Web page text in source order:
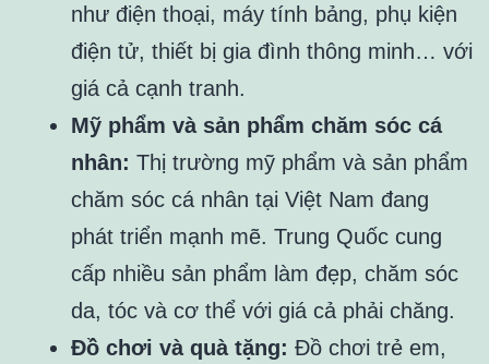
như điện thoại, máy tính bảng, phụ kiện
điện tử, thiết bị gia đình thông minh… với
giá cả cạnh tranh.
Mỹ phẩm và sản phẩm chăm sóc cá
nhân: Thị trường mỹ phẩm và sản phẩm
chăm sóc cá nhân tại Việt Nam đang
phát triển mạnh mẽ. Trung Quốc cung
cấp nhiều sản phẩm làm đẹp, chăm sóc
da, tóc và cơ thể với giá cả phải chăng.
Đồ chơi và quà tặng: Đồ chơi trẻ em,